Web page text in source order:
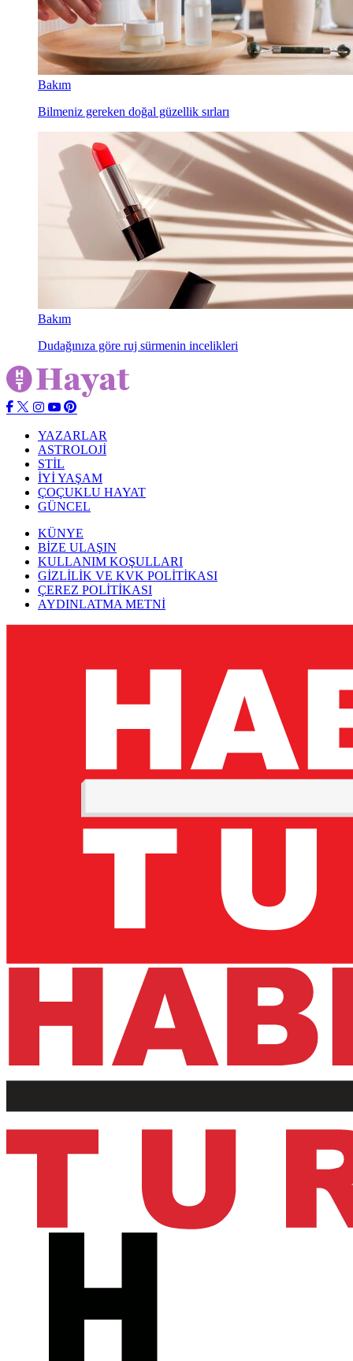
Bakım
Bilmeniz gereken doğal güzellik sırları
Bakım
Dudağınıza göre ruj sürmenin incelikleri
YAZARLAR
ASTROLOJİ
STİL
İYİ YAŞAM
ÇOÇUKLU HAYAT
GÜNCEL
KÜNYE
BİZE ULAŞIN
KULLANIM KOŞULLARI
GİZLİLİK VE KVK POLİTİKASI
ÇEREZ POLİTİKASI
AYDINLATMA METNİ